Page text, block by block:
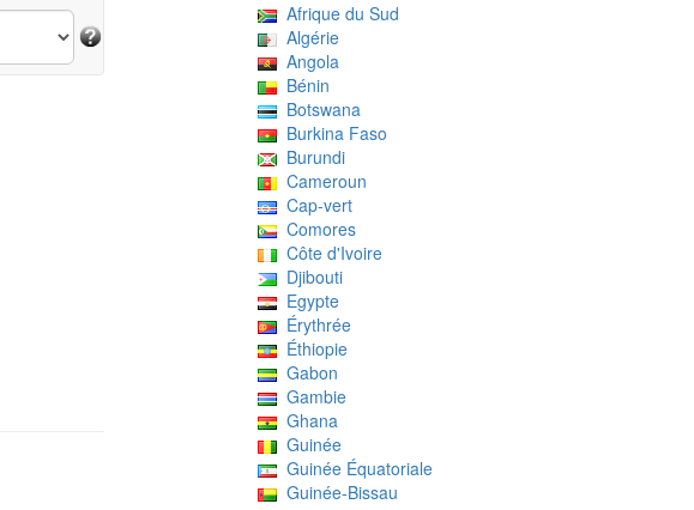
Afrique du Sud
Algérie
Angola
Bénin
Botswana
Burkina Faso
Burundi
Cameroun
Cap-vert
Comores
Côte d'Ivoire
Djibouti
Egypte
Érythrée
Éthiopie
Gabon
Gambie
Ghana
Guinée
Guinée Équatoriale
Guinée-Bissau